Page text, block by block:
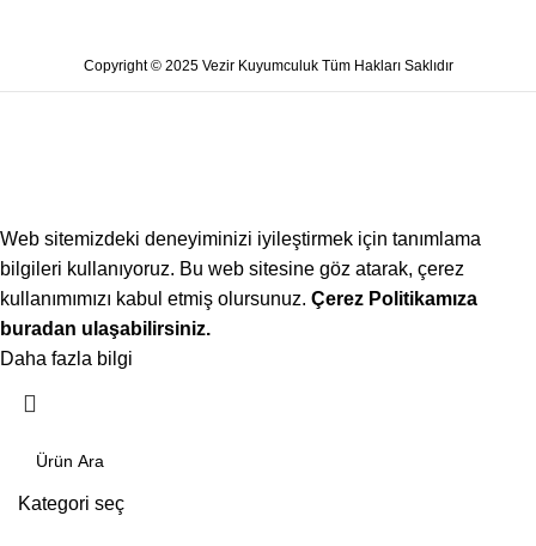
Copyright © 2025 Vezir Kuyumculuk Tüm Hakları Saklıdır
Web sitemizdeki deneyiminizi iyileştirmek için tanımlama
bilgileri kullanıyoruz. Bu web sitesine göz atarak, çerez
kullanımımızı kabul etmiş olursunuz. Çerez Politikamıza
buradan ulaşabilirsiniz.
Daha fazla bilgi
Kategori seç